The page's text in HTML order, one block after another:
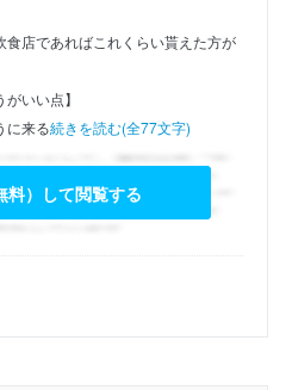
店であればこれくらい貰えた方が
いい点】
に来る続きを読む(全77文字)
料）して閲覧する